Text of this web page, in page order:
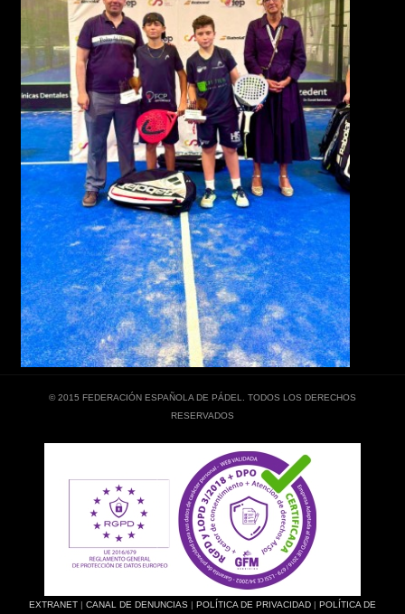
© 2015 FEDERACIÓN ESPAÑOLA DE PÁDEL. TODOS LOS DERECHOS
RESERVADOS
EXTRANET | CANAL DE DENUNCIAS | POLÍTICA DE PRIVACIDAD | POLÍTICA DE